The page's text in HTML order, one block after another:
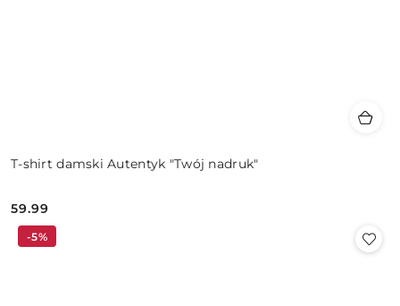
T-shirt damski Autentyk "Twój nadruk"
Cena:
59.99
-5%